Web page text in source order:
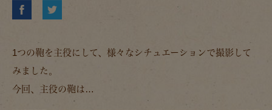
1つの鞄を主役にして、様々なシチュエーションで撮影して
みました。
今回、主役の鞄は…